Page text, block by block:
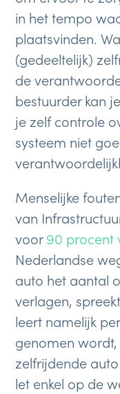
in het tempo
plaatsvinden.
(gedeeltelijk)
de
bestuurder kan
je zelf controle
systeem niet
Menselijke
van
voor90 procent
Nederlandse
auto het aantal
verlagen,
leert namelijk
genomen wordt,
zelfrijdende
let enkel op de